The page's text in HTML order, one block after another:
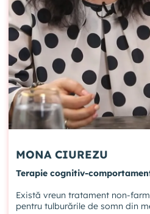
MONA CIUREZU
Terapie cognitiv-
Există vreun tratament non-
pentru tulburările de somn din